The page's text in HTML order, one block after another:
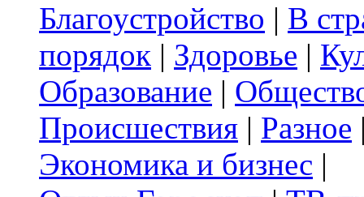
Благоустройство | В
порядок | Здоровье |
Образование |
Происшествия | Разное
Экономика и бизнес |